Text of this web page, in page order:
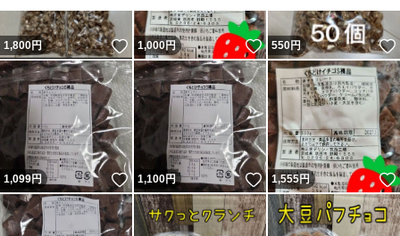
1,800円 いいね！
1,000円 いいね！
550円
1,099円 いいね！
1,100円 いいね！
1,555円